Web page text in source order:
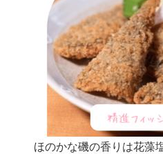
ほのかな磯の香りは花藻